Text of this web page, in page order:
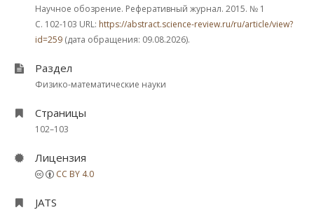
Научное обозрение. Реферативный журнал. 2015. № 1
С. 102-103 URL: https://abstract.science-review.ru/ru/article/view?
id=259 (дата обращения: 09.08.2026).
Раздел
Физико-математические науки
Страницы
102–103
Лицензия
CC BY 4.0
JATS